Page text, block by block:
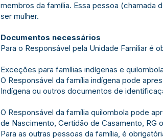
membros da família. Essa pessoa (chamada
ser mulher.
Documentos necessários
Para o Responsável pela Unidade Familiar é
Exceções para famílias indígenas e
O Responsável da família indígena pode
Indígena ou outros documentos de
O Responsável da família quilombola pode
de Nascimento, Certidão de Casamento, RG
Para as outras pessoas da família, é